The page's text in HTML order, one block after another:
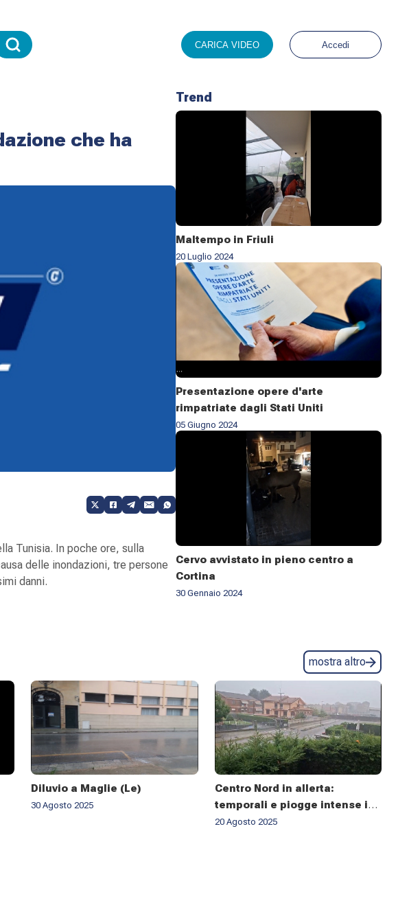
CARICA VIDEO Accedi
che ha
Tunisia. In poche ore, sulla
delle inondazioni, tre persone
danni.
Trend
Maltempo in Friuli
20 Luglio 2024
Presentazione opere d'arte
rimpatriate dagli Stati Uniti
05 Giugno 2024
Cervo avvistato in pieno centro a
Cortina
30 Gennaio 2024
mostra altro
Diluvio a Maglie (Le)
30 Agosto 2025
Centro Nord in allerta:
temporali e piogge intense in
arrivo
20 Agosto 2025